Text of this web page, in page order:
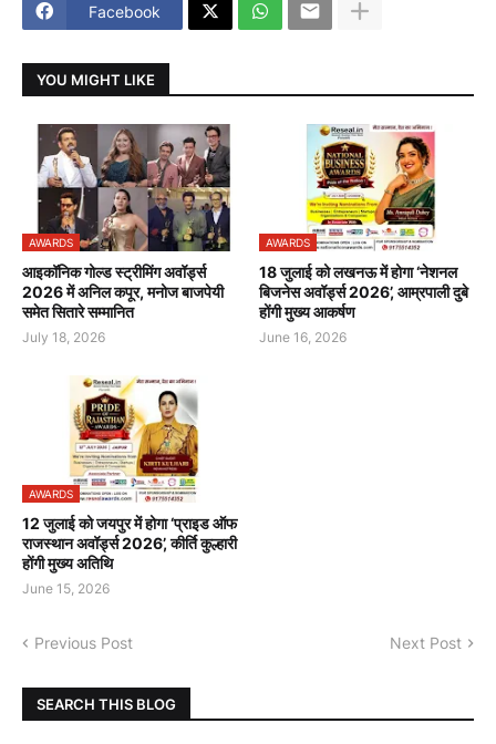
Facebook
YOU MIGHT LIKE
AWARDS
आइकॉनिक गोल्ड स्ट्रीमिंग अवॉर्ड्स
2026 में अनिल कपूर, मनोज बाजपेयी
समेत सितारे सम्मानित
July 18, 2026
AWARDS
18 जुलाई को लखनऊ में होगा ‘नेशनल
बिजनेस अवॉर्ड्स 2026’, आम्रपाली दुबे
होंगी मुख्य आकर्षण
June 16, 2026
AWARDS
12 जुलाई को जयपुर में होगा ‘प्राइड ऑफ
राजस्थान अवॉर्ड्स 2026’, कीर्ति कुल्हारी
होंगी मुख्य अतिथि
June 15, 2026
Previous Post Next Post
SEARCH THIS BLOG